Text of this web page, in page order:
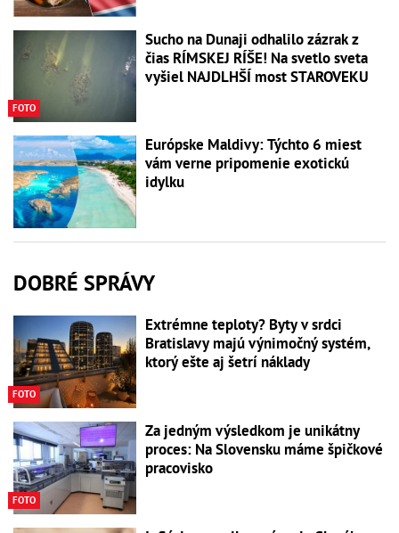
FOTO
Sucho na Dunaji odhalilo zázrak z
čias RÍMSKEJ RÍŠE! Na svetlo sveta
vyšiel NAJDLHŠÍ most STAROVEKU
Európske Maldivy: Týchto 6 miest
vám verne pripomenie exotickú
idylku
DOBRÉ SPRÁVY
FOTO
Extrémne teploty? Byty v srdci
Bratislavy majú výnimočný systém,
ktorý ešte aj šetrí náklady
FOTO
Za jedným výsledkom je unikátny
proces: Na Slovensku máme špičkové
pracovisko